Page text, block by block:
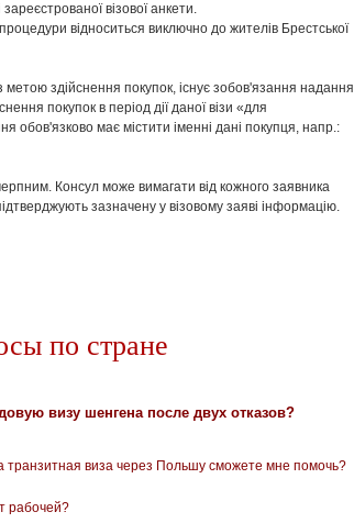
візової анкети.
відноситься виключно до жителів Брестської
здійснення покупок, існує зобов'язання надання
покупок в період дії даної візи «для
обов'язково має містити іменні дані покупця, напр.:
Консул може вимагати від кожного заявника
зазначену у візовому заяві інформацію.
по стране
визу шенгена после двух отказов?
транзитная виза через Польшу сможете мне помочь?
рабочей?